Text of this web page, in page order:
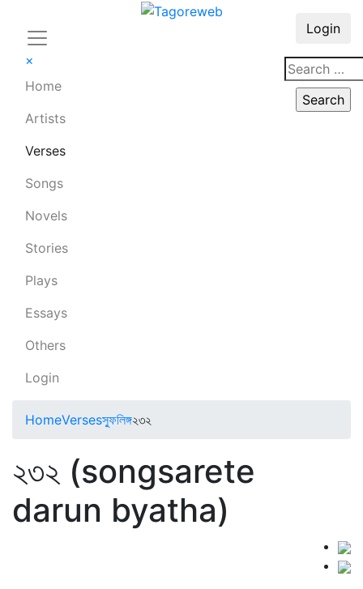
×
Home
Artists
Verses
Songs
Novels
Stories
Plays
Essays
Others
Login
Login
HomeVersesস্ফুলিঙ্গ২৩২
২৩২ (songsarete
darun byatha)